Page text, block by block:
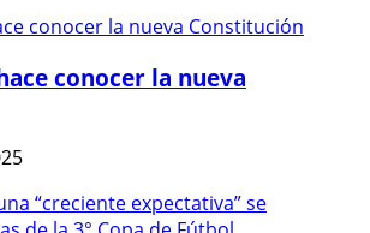
conocer la nueva